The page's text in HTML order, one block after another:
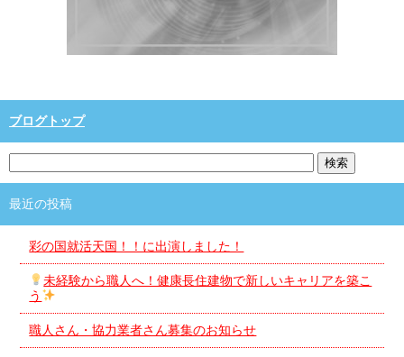
ブログトップ
最近の投稿
彩の国就活天国！！に出演しました！
未経験から職人へ！健康長住建物で新しいキャリアを築こ
う
職人さん・協力業者さん募集のお知らせ